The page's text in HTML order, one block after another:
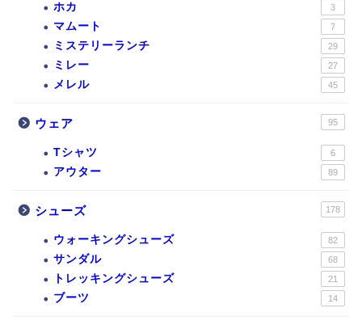
ホカ 3
マムート 7
ミステリーランチ 29
ミレー 27
メレル 45
ウェア 95
Tシャツ 6
アウター 89
シューズ 178
ウォーキングシューズ 82
サンダル 68
トレッキングシューズ 21
ブーツ 14